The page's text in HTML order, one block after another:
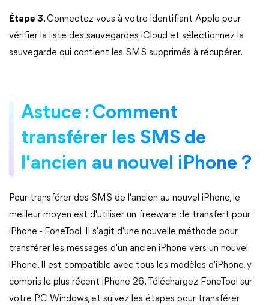
Étape 3.Connectez-vous à votre identifiant Apple pour
vérifier la liste des sauvegardes iCloud et sélectionnez la
sauvegarde qui contient les SMS supprimés à récupérer.
Astuce : Comment
transférer les SMS de
l'ancien au nouvel iPhone ?
Pour transférer des SMS de l'ancien au nouvel iPhone, le
meilleur moyen est d'utiliser un freeware de transfert pour
iPhone - FoneTool. Il s'agit d'une nouvelle méthode pour
transférer les messages d'un ancien iPhone vers un nouvel
iPhone. Il est compatible avec tous les modèles d'iPhone, y
compris le plus récent iPhone 26. Téléchargez FoneTool sur
votre PC Windows, et suivez les étapes pour transférer